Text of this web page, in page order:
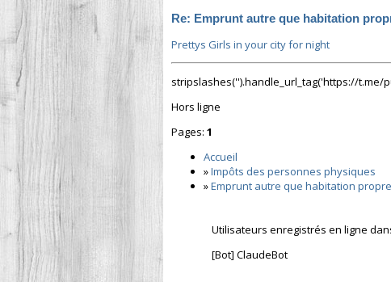
Re: Emprunt autre que habitation
Prettys Girls in your city for night
stripslashes('').handle_url_tag('https://t.me/
Hors ligne
Pages: 1
Accueil
»Impôts des personnes physiques
»Emprunt autre que habitation propre
Utilisateurs enregistrés en ligne
[Bot] ClaudeBot